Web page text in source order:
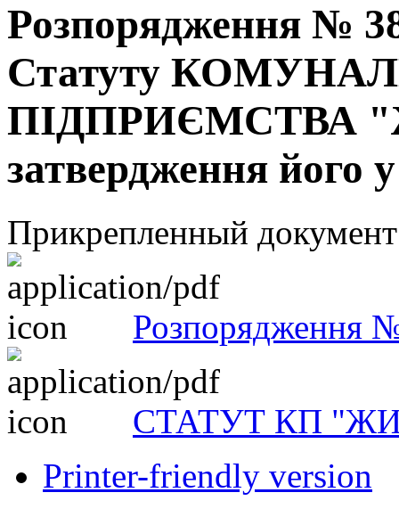
Розпорядження №
Статуту
ПІДПРИЄМСТВА
затвердження його
Прикрепленный
Розпорядження
СТАТУТ КП
Printer-friendly version